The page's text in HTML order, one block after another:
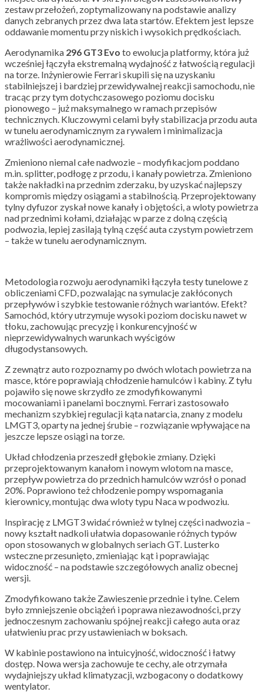
zestaw przełożeń, zoptymalizowany na podstawie analizy
danych zebranych przez dwa lata startów. Efektem jest lepsze
oddawanie momentu przy niskich i wysokich prędkościach.
Aerodynamika 296 GT3 Evo to ewolucja platformy, która już
wcześniej łączyła ekstremalną wydajność z łatwością regulacji
na torze. Inżynierowie Ferrari skupili się na uzyskaniu
stabilniejszej i bardziej przewidywalnej reakcji samochodu, nie
tracąc przy tym dotychczasowego poziomu docisku
pionowego – już maksymalnego w ramach przepisów
technicznych. Kluczowymi celami były stabilizacja przodu auta
w tunelu aerodynamicznym za rywalem i minimalizacja
wrażliwości aerodynamicznej.
Zmieniono niemal całe nadwozie – modyfikacjom poddano
m.in. splitter, podłogę z przodu, i kanały powietrza. Zmieniono
także nakładki na przednim zderzaku, by uzyskać najlepszy
kompromis między osiągami a stabilnością. Przeprojektowany
tylny dyfuzor zyskał nowe kanały i objętości, a wloty powietrza
nad przednimi kołami, działając w parze z dolną częścią
podwozia, lepiej zasilają tylną część auta czystym powietrzem
– także w tunelu aerodynamicznym.
Metodologia rozwoju aerodynamiki łączyła testy tunelowe z
obliczeniami CFD, pozwalając na symulacje zakłóconych
przepływów i szybkie testowanie różnych wariantów. Efekt?
Samochód, który utrzymuje wysoki poziom docisku nawet w
tłoku, zachowując precyzję i konkurencyjność w
nieprzewidywalnych warunkach wyścigów
długodystansowych.
Z zewnątrz auto rozpoznamy po dwóch wlotach powietrza na
masce, które poprawiają chłodzenie hamulców i kabiny. Z tyłu
pojawiło się nowe skrzydło ze zmodyfikowanymi
mocowaniami i panelami bocznymi. Ferrari zastosowało
mechanizm szybkiej regulacji kąta natarcia, znany z modelu
LMGT3, oparty na jednej śrubie – rozwiązanie wpływające na
jeszcze lepsze osiągi na torze.
Układ chłodzeniaprzeszedł głębokie zmiany. Dzięki
przeprojektowanym kanałom i nowym wlotom na masce,
przepływ powietrza do przednich hamulców wzrósł o ponad
20%. Poprawiono też chłodzenie pompy wspomagania
kierownicy, montując dwa wloty typu Naca w podwoziu.
Inspirację z LMGT3 widać również w tylnej części nadwozia –
nowy kształt nadkoli ułatwia dopasowanie różnych typów
opon stosowanych w globalnych seriach GT. Lusterko
wsteczne przesunięto, zmieniając kąt i poprawiając
widoczność – na podstawie szczegółowych analiz obecnej
wersji.
Zmodyfikowano także Zawieszenie przednie i tylne . Celem
było zmniejszenie obciążeń i poprawa niezawodności, przy
jednoczesnym zachowaniuspójnej reakcji całego autaoraz
ułatwieniu prac przy ustawieniach w boksach.
W kabinie postawiono na intuicyjność, widoczność i łatwy
dostęp. Nowa wersja zachowuje te cechy, ale otrzymała
wydajniejszy układ klimatyzacji, wzbogacony o dodatkowy
wentylator.